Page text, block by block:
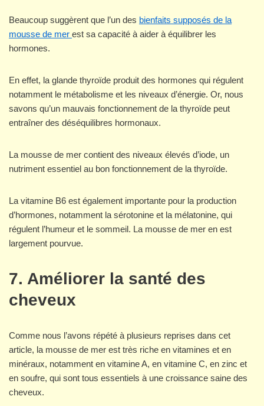
Beaucoup suggèrent que l’un des bienfaits supposés de la
mousse de mer est sa capacité à aider à équilibrer les
hormones.
En effet, la glande thyroïde produit des hormones qui régulent
notamment le métabolisme et les niveaux d’énergie. Or, nous
savons qu’un mauvais fonctionnement de la thyroïde peut
entraîner des déséquilibres hormonaux.
La mousse de mer contient des niveaux élevés d’iode, un
nutriment essentiel au bon fonctionnement de la thyroïde.
La vitamine B6 est également importante pour la production
d’hormones, notamment la sérotonine et la mélatonine, qui
régulent l’humeur et le sommeil. La mousse de mer en est
largement pourvue.
7. Améliorer la santé des
cheveux
Comme nous l’avons répété à plusieurs reprises dans cet
article, la mousse de mer est très riche en vitamines et en
minéraux, notamment en vitamine A, en vitamine C, en zinc et
en soufre, qui sont tous essentiels à une croissance saine des
cheveux.